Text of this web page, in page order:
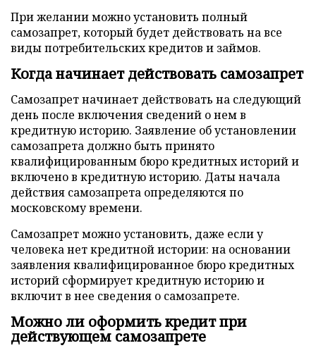
При желании можно установить полный
самозапрет, который будет действовать на все
виды потребительских кредитов и займов.
Когда начинает действовать самозапрет
Самозапрет начинает действовать на следующий
день после включения сведений о нем в
кредитную историю. Заявление об установлении
самозапрета должно быть принято
квалифицированным бюро кредитных историй и
включено в кредитную историю. Даты начала
действия самозапрета определяются по
московскому времени.
Самозапрет можно установить, даже если у
человека нет кредитной истории: на основании
заявления квалифицированное бюро кредитных
историй сформирует кредитную историю и
включит в нее сведения о самозапрете.
Можно ли оформить кредит при
действующем самозапрете